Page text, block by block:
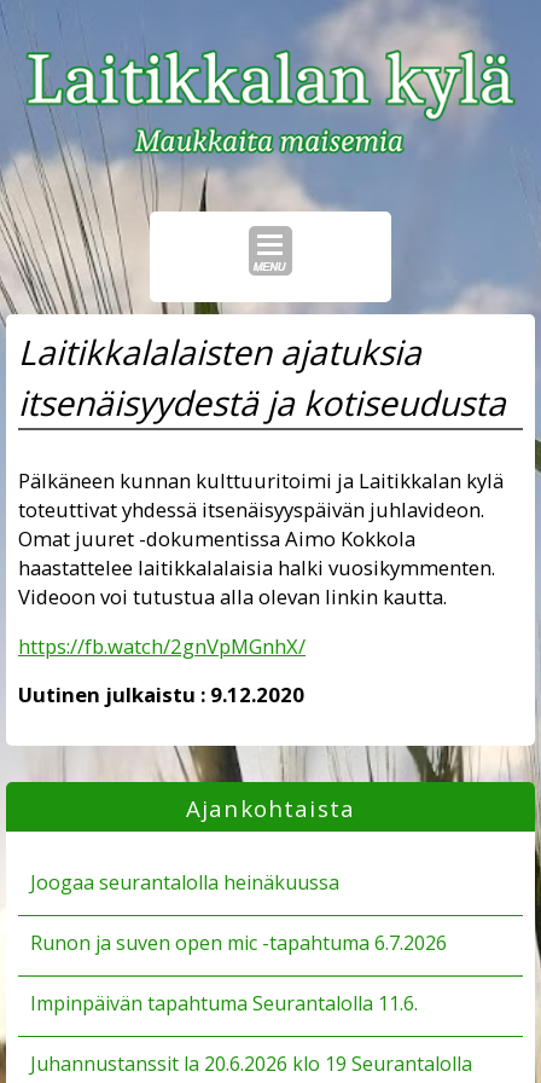
Skip
to
Laitikkalalaisten ajatuksia
itsenäisyydestä ja kotiseudusta
Pälkäneen kunnan kulttuuritoimi ja Laitikkalan kylä
toteuttivat yhdessä itsenäisyyspäivän juhlavideon.
Omat juuret -dokumentissa Aimo Kokkola
haastattelee laitikkalalaisia halki vuosikymmenten.
Videoon voi tutustua alla olevan linkin kautta.
https://fb.watch/2gnVpMGnhX/
Uutinen julkaistu : 9.12.2020
Ajankohtaista
Joogaa seurantalolla heinäkuussa
Runon ja suven open mic -tapahtuma 6.7.2026
Impinpäivän tapahtuma Seurantalolla 11.6.
Juhannustanssit la 20.6.2026 klo 19 Seurantalolla